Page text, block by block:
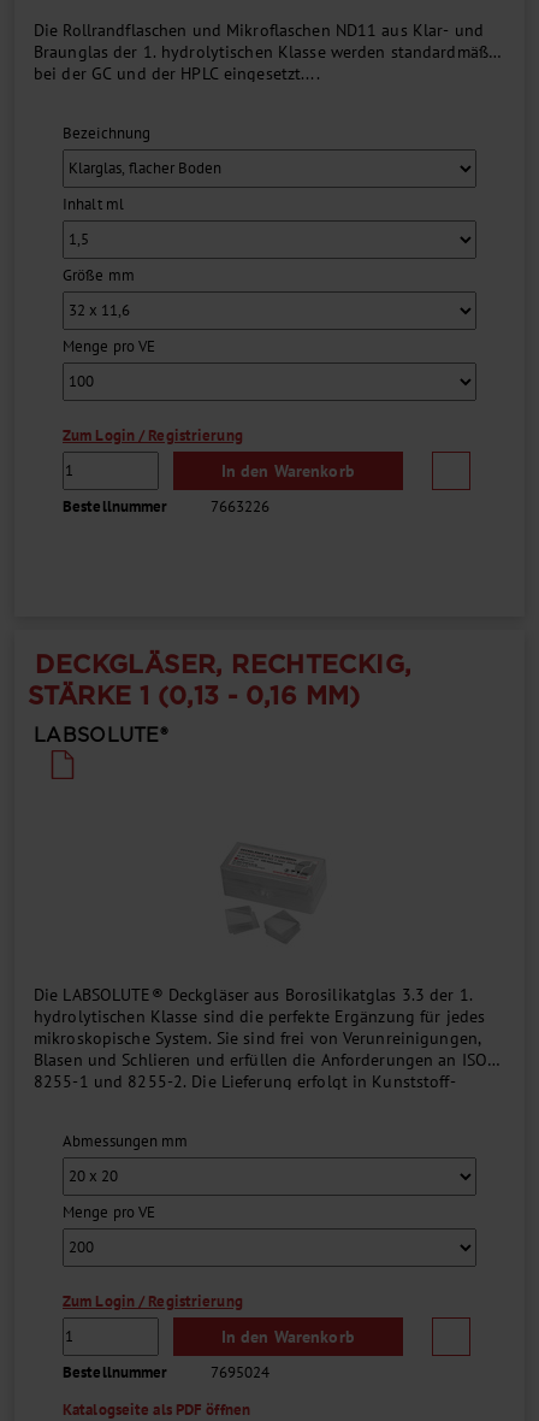
Die Rollrandflaschen und Mikroflaschen ND11 aus Klar- und
Braunglas der 1. hydrolytischen Klasse werden standardmäßig
bei der GC und der HPLC eingesetzt....
Bezeichnung
Inhalt ml
Größe mm
Menge pro VE
Zum Login / Registrierung
In den Warenkorb
Bestellnummer 7663226
DECKGLÄSER, RECHTECKIG,
STÄRKE 1 (0,13 - 0,16 MM)
LABSOLUTE®
Die LABSOLUTE® Deckgläser aus Borosilikatglas 3.3 der 1.
hydrolytischen Klasse sind die perfekte Ergänzung für jedes
mikroskopische System. Sie sind frei von Verunreinigungen,
Blasen und Schlieren und erfüllen die Anforderungen an ISO
8255-1 und 8255-2. Die Lieferung erfolgt in Kunststoff-
Abmessungen mm
Menge pro VE
Zum Login / Registrierung
In den Warenkorb
Bestellnummer
7695024
Katalogseite als PDF öffnen